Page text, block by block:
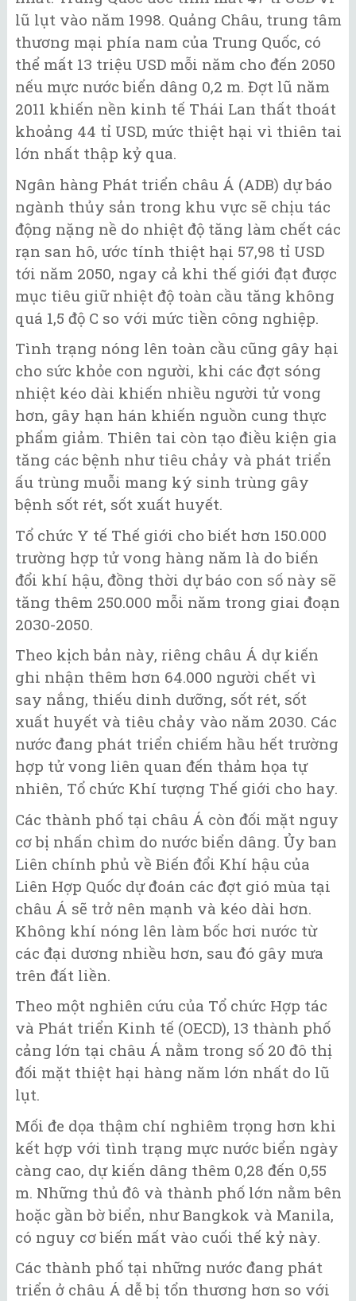
lũ lụt vào năm 1998. Quảng Châu, trung tâm
thương mại phía nam của Trung Quốc, có
thể mất 13 triệu USD mỗi năm cho đến 2050
nếu mực nước biển dâng 0,2 m. Đợt lũ năm
2011 khiến nền kinh tế Thái Lan thất thoát
khoảng 44 tỉ USD, mức thiệt hại vì thiên tai
lớn nhất thập kỷ qua.
Ngân hàng Phát triển châu Á (ADB) dự báo
ngành thủy sản trong khu vực sẽ chịu tác
động nặng nề do nhiệt độ tăng làm chết các
rạn san hô, ước tính thiệt hại 57,98 tỉ USD
tới năm 2050, ngay cả khi thế giới đạt được
mục tiêu giữ nhiệt độ toàn cầu tăng không
quá 1,5 độ C so với mức tiền công nghiệp.
Tình trạng nóng lên toàn cầu cũng gây hại
cho sức khỏe con người, khi các đợt sóng
nhiệt kéo dài khiến nhiều người tử vong
hơn, gây hạn hán khiến nguồn cung thực
phẩm giảm. Thiên tai còn tạo điều kiện gia
tăng các bệnh như tiêu chảy và phát triển
ấu trùng muỗi mang ký sinh trùng gây
bệnh sốt rét, sốt xuất huyết.
Tổ chức Y tế Thế giới cho biết hơn 150.000
trường hợp tử vong hàng năm là do biến
đổi khí hậu, đồng thời dự báo con số này sẽ
tăng thêm 250.000 mỗi năm trong giai đoạn
2030-2050.
Theo kịch bản này, riêng châu Á dự kiến
ghi nhận thêm hơn 64.000 người chết vì
say nắng, thiếu dinh dưỡng, sốt rét, sốt
xuất huyết và tiêu chảy vào năm 2030. Các
nước đang phát triển chiếm hầu hết trường
hợp tử vong liên quan đến thảm họa tự
nhiên, Tổ chức Khí tượng Thế giới cho hay.
Các thành phố tại châu Á còn đối mặt nguy
cơ bị nhấn chìm do nước biển dâng. Ủy ban
Liên chính phủ về Biến đổi Khí hậu của
Liên Hợp Quốc dự đoán các đợt gió mùa tại
châu Á sẽ trở nên mạnh và kéo dài hơn.
Không khí nóng lên làm bốc hơi nước từ
các đại dương nhiều hơn, sau đó gây mưa
trên đất liền.
Theo một nghiên cứu của Tổ chức Hợp tác
và Phát triển Kinh tế (OECD), 13 thành phố
cảng lớn tại châu Á nằm trong số 20 đô thị
đối mặt thiệt hại hàng năm lớn nhất do lũ
lụt.
Mối đe dọa thậm chí nghiêm trọng hơn khi
kết hợp với tình trạng mực nước biển ngày
càng cao, dự kiến dâng thêm 0,28 đến 0,55
m. Những thủ đô và thành phố lớn nằm bên
hoặc gần bờ biển, như Bangkok và Manila,
có nguy cơ biến mất vào cuối thế kỷ này.
Các thành phố tại những nước đang phát
triển ở châu Á dễ bị tổn thương hơn so với